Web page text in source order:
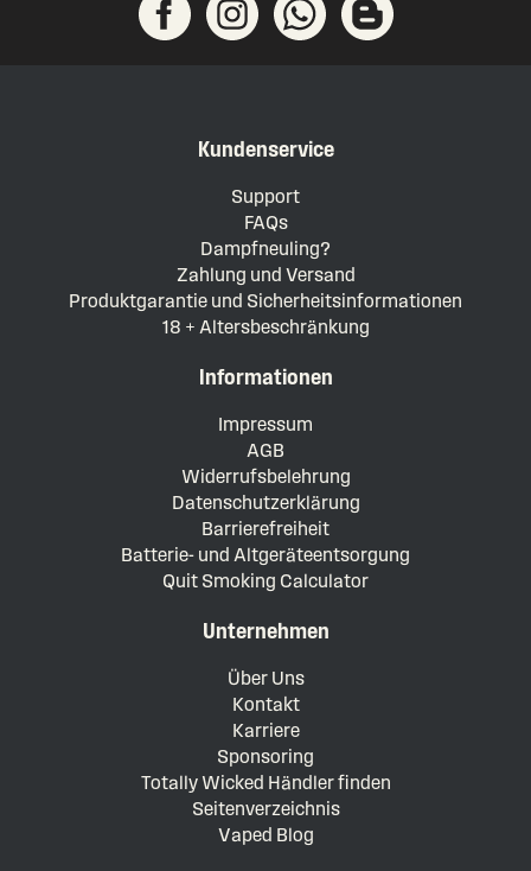
Kundenservice
Support
FAQs
Dampfneuling?
Zahlung und Versand
Produktgarantie und Sicherheitsinformationen
18 + Altersbeschränkung
Informationen
Impressum
AGB
Widerrufsbelehrung
Datenschutzerklärung
Barrierefreiheit
Batterie- und Altgeräteentsorgung
Quit Smoking Calculator
Unternehmen
Über Uns
Kontakt
Karriere
Sponsoring
Totally Wicked Händler finden
Seitenverzeichnis
Vaped Blog